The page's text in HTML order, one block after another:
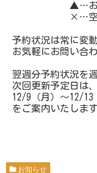
▲…お問い
×…空きが
予約状況は常に変
お気軽にお問い合
翌週分予約状況を
次回更新予定日は
12/9（月）～12/13
をご案内いたしま
お知らせ